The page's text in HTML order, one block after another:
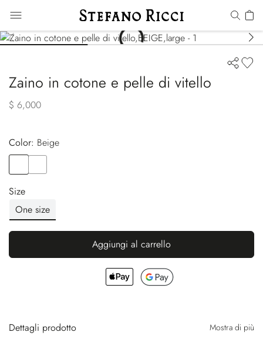
Zaino in cotone e pelle di vitello
$ 6,000
Color:
beige
Size
One size
Aggiungi al carrello
Dettagli prodotto Mostra di più